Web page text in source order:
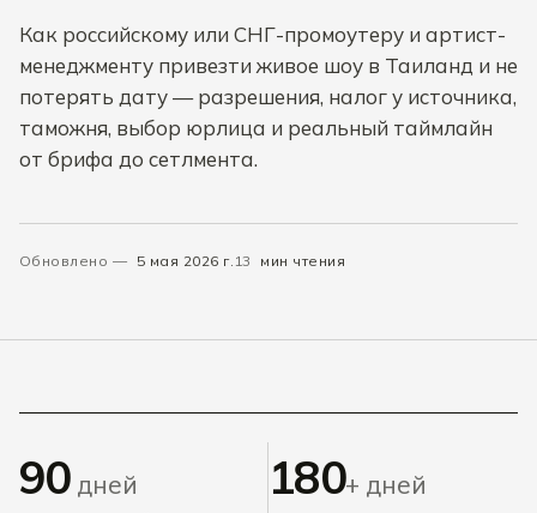
Как российскому или СНГ-промоутеру и артист-
менеджменту привезти живое шоу в Таиланд и не
потерять дату — разрешения, налог у источника,
таможня, выбор юрлица и реальный таймлайн
от брифа до сетлмента.
Обновлено — 5 мая 2026 г. 13 мин чтения
90дней 180+ дней